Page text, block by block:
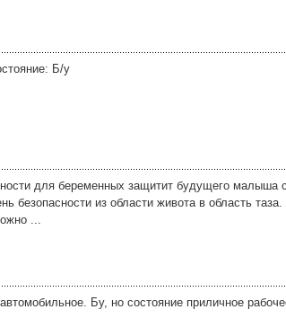
Б/у
для беременных защитит будущего малыша
безопасности из области живота в область
...
Бу, но состояние приличное